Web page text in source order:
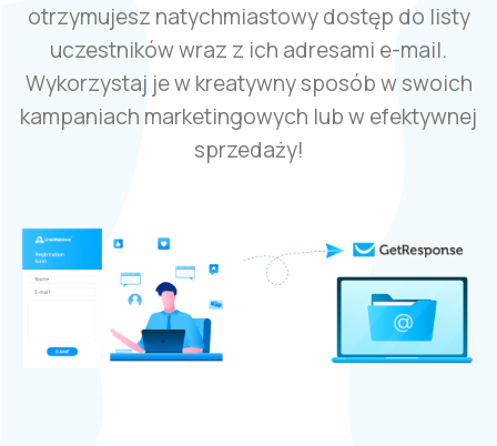
otrzymujesz natychmiastowy dostęp do listy
uczestników wraz z ich adresami e-mail.
Wykorzystaj je w kreatywny sposób w swoich
kampaniach marketingowych lub w efektywnej
sprzedaży!